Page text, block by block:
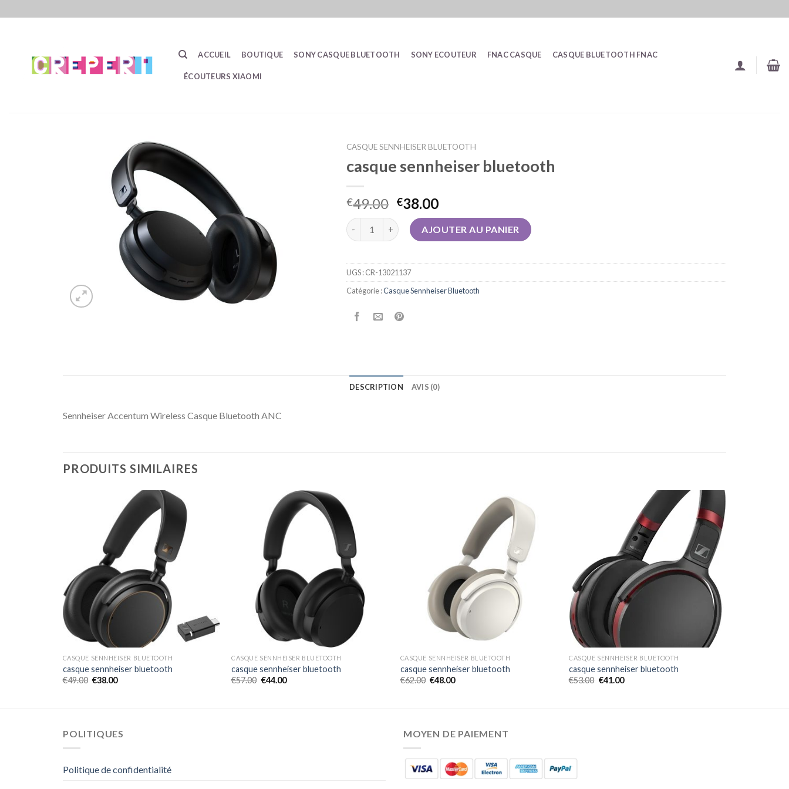
ACCUEIL BOUTIQUE SONY CASQUE BLUETOOTH SONY ECOUTEUR FNAC CASQUE CASQUE BLUETOOTH FNAC
ÉCOUTEURS XIAOMI
CASQUE SENNHEISER BLUETOOTH
casque sennheiser bluetooth
€49.00 €38.00
quantité de casque sennheiser bluetooth
AJOUTER AU PANIER
UGS :CR-13021137
Catégorie :Casque Sennheiser Bluetooth
DESCRIPTION AVIS (0)
Sennheiser Accentum Wireless Casque Bluetooth ANC
PRODUITS SIMILAIRES
CASQUE SENNHEISER BLUETOOTH
casque sennheiser bluetooth
€49.00 €38.00
CASQUE SENNHEISER BLUETOOTH
casque sennheiser bluetooth
€57.00 €44.00
CASQUE SENNHEISER BLUETOOTH
casque sennheiser bluetooth
€62.00 €48.00
CASQUE SENNHEISER BLUETOOTH
casque sennheiser bluetooth
€53.00 €41.00
POLITIQUES
Politique de confidentialité
MOYEN DE PAIEMENT